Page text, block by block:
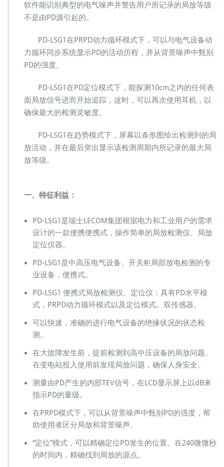
软件能识别典型的电气噪声并警告用户所记录的局放等级
不是由PD源引起的。
PD-LSG1在PRPD动力循环模式下，可以与电气设备动
力循环同步系统显示PD的活动历程，并从背景噪声中甄别
PD的强度。
PD-LSG1在PD定位模式下，能探测10cm之内的任何表
面局放信号进而开始追踪，这时，可以再次使用耳机，以
确保最大的检测灵敏度。
PD-LSG1在趋势模式下，屏幕以条形图绘出检测到的局
放活动，并在最后突出显示该检测周期内所记录的最大局
放等级。
一、特征利益：
PD-LSG1是瑞士LECOM集团根据电力和工业用户的需求
设计的一款便携便携式，操作简单的局放检测仪、局放
定位仪器。
PD-LSG1是中高压电气设备、开关柜局部放电检测的专
业设备，便携式。
PD-LSG1 便携式局放检测仪、定位仪：具有PD水平模
式，PRPD动力循环模式以及定位模式。双传感器。
可以快速，准确的进行电气设备的绝缘状况的状态检
测。
在大故障发生前，提前检测到高中压设备的局放问题。
在变电站投入使用前发现局放问题，确保人身安全。
测量由PD产生的内部TEV信号，在LCD显示屏上以dB来
指示PD的量级。
在PRPD模式下，可以从背景噪声中甄别PD的强度，帮
助使用者区分局放和背景噪声。
“定位”模式，可以精确定位PD发生的位置。在240微微秒
的时间内，精确找到局放的源点。